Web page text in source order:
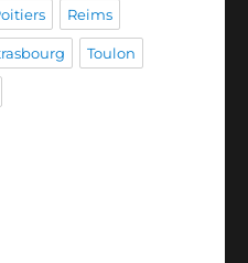
Reims
Toulon